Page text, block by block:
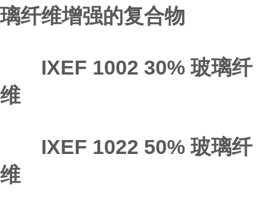
璃纤维增强的复合物
IXEF 1002 30% 玻璃纤
维
IXEF 1022 50% 玻璃纤
维